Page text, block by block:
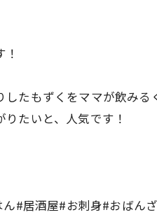
たもずくをママが飲み
たいと、人気です！
#居酒屋#お刺身#おばん